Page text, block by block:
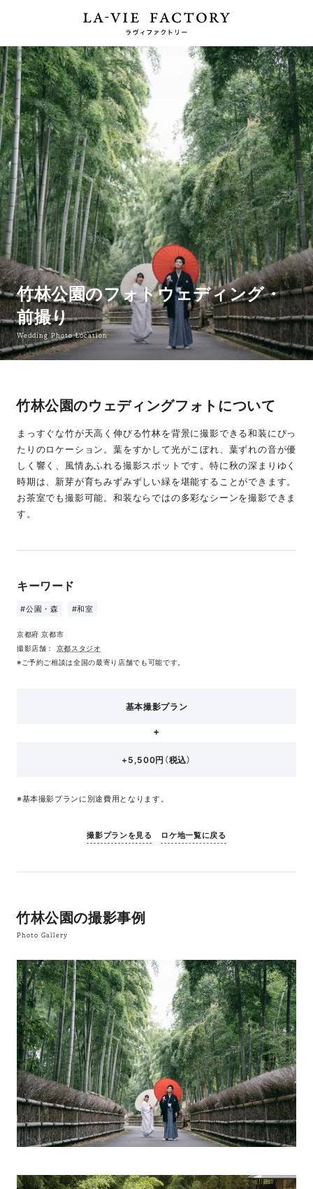
竹林公園のフォトウェディング・
前撮り
Wedding Photo Location
竹林公園のウェディングフォトについて
まっすぐな竹が天高く伸びる竹林を背景に撮影できる和装にぴっ
たりのロケーション。葉をすかして光がこぼれ、葉ずれの音が優
しく響く、風情あふれる撮影スポットです。特に秋の深まりゆく
時期は、新芽が育ちみずみずしい緑を堪能することができます。
お茶室でも撮影可能。和装ならではの多彩なシーンを撮影できま
す。
キーワード
#公園・森 #和室
京都府 京都市
撮影店舗： 京都スタジオ
※ご予約ご相談は全国の最寄り店舗でも可能です。
基本撮影プラン
+5,500円（税込）
※基本撮影プランに別途費用となります。
撮影プランを見る ロケ地一覧に戻る
竹林公園の撮影事例
Photo Gallery